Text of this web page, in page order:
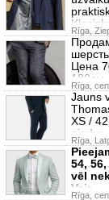
Rīga,
Цена
180см.
Rīga,
Jauns
XS /
piedur
Rīga,
54,
vēl
Vair
Rīga,